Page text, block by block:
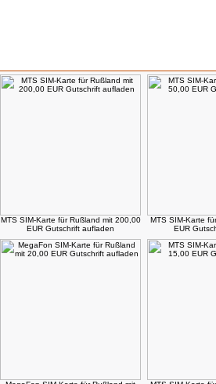
MTS SIM-Karte für Rußland mit 200,00
EUR Gutschrift aufladen
MTS SIM-Karte
EUR